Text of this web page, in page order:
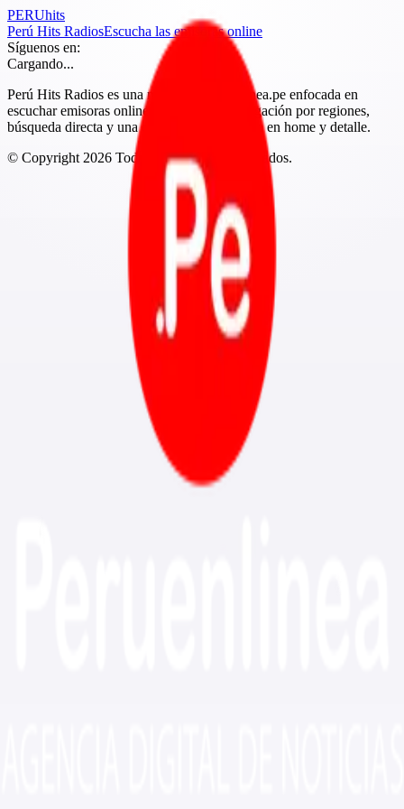
PERUhits
Perú Hits RadiosEscucha las emisoras online
Síguenos en:
Cargando...
Perú Hits Radios es una marca de Peruenlinea.pe enfocada en
escuchar emisoras online del Perú con navegación por regiones,
búsqueda directa y una experiencia más clara en home y detalle.
© Copyright 2026 Todos los derechos reservados.